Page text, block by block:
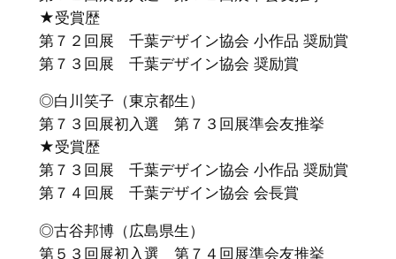
★受賞歴
第７２回展 千葉デザイン協会 小作品 奨励賞
第７３回展 千葉デザイン協会 奨励賞
◎白川笑子（東京都生）
第７３回展初入選 第７３回展準会友推挙
★受賞歴
第７３回展 千葉デザイン協会 小作品 奨励賞
第７４回展 千葉デザイン協会 会長賞
◎古谷邦博（広島県生）
第５３回展初入選 第７４回展準会友推挙